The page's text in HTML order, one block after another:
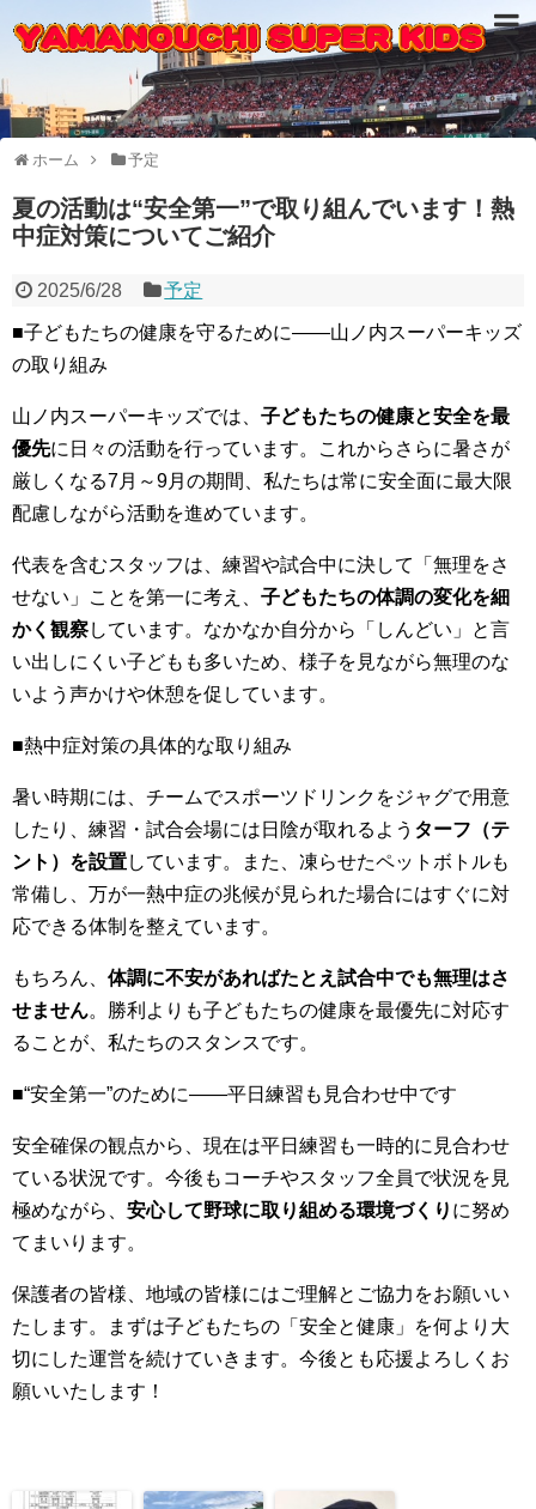
ホーム 予定
夏の活動は“安全第一”で取り組んでいます！熱
中症対策についてご紹介
2025/6/28 予定
■子どもたちの健康を守るために――山ノ内スーパーキッズ
の取り組み
山ノ内スーパーキッズでは、 子どもたちの健康と安全を最
優先に日々の活動を行っています。これからさらに暑さが
厳しくなる7月～9月の期間、私たちは常に安全面に最大限
配慮しながら活動を進めています。
代表を含むスタッフは、練習や試合中に決して「無理をさ
せない」ことを第一に考え、 子どもたちの体調の変化を細
かく観察しています。なかなか自分から「しんどい」と言
い出しにくい子どもも多いため、様子を見ながら無理のな
いよう声かけや休憩を促しています。
■熱中症対策の具体的な取り組み
暑い時期には、チームでスポーツドリンクをジャグで用意
したり、練習・試合会場には日陰が取れるよう ターフ（テ
ント）を設置しています。また、 凍らせたペットボトルも
常備し、万が一熱中症の兆候が見られた場合にはすぐに対
応できる体制を整えています。
もちろん、 体調に不安があればたとえ試合中でも無理はさ
せません。勝利よりも子どもたちの健康を最優先に対応す
ることが、私たちのスタンスです。
■“安全第一”のために――平日練習も見合わせ中です
安全確保の観点から、現在は平日練習も一時的に見合わせ
ている状況です。今後もコーチやスタッフ全員で状況を見
極めながら、 安心して野球に取り組める環境づくり に努め
てまいります。
保護者の皆様、地域の皆様にはご理解とご協力をお願いい
たします。まずは子どもたちの「安全と健康」を何より大
切にした運営を続けていきます。今後とも応援よろしくお
願いいたします！